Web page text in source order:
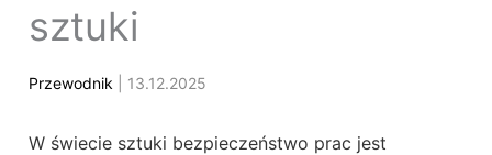
sztuki
Przewodnik | 13.12.2025
W świecie sztuki bezpieczeństwo prac jest